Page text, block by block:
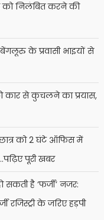
को निलंबित करने की
बेंगलूरु के प्रवासी भाइयों से
कार से कुचलने का प्रयास,
को 2 घंटे ऑफिस में
पूरी खबर
है ‘फर्जी’ नजर:
के जरिए हड़पी